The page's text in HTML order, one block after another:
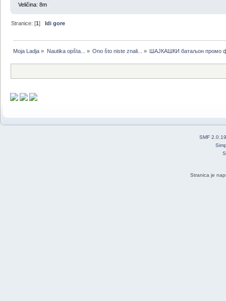
Veličina: 8m
Stranice: [1]Idi gore
Moja Ladja » Nautika opšta... » Ono što niste znali... » ШАЈКАШКИ батаљон промо
SMF 2.0.19
Stranica je